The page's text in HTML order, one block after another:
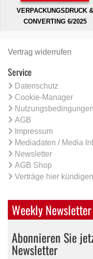
VERPACKUNGSDRUCK &
CONVERTING 6/2025
Vertrag widerrufen
Service
Datenschutz
Cookie-Manager
Nutzungsbedingungen
AGB
Impressum
Mediadaten / Media
Newsletter
AGB Shop
Verträge hier kündigen
Weekly Newsletter
Abonnieren Sie
Newsletter